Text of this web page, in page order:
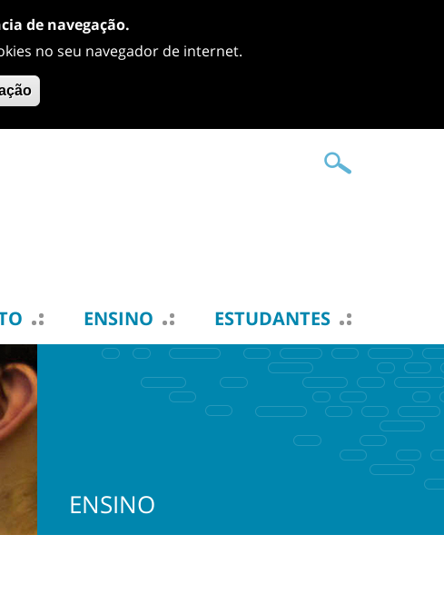
de navegação.
no seu navegador de internet.
ENSINO ESTUDANTES
ENSINO